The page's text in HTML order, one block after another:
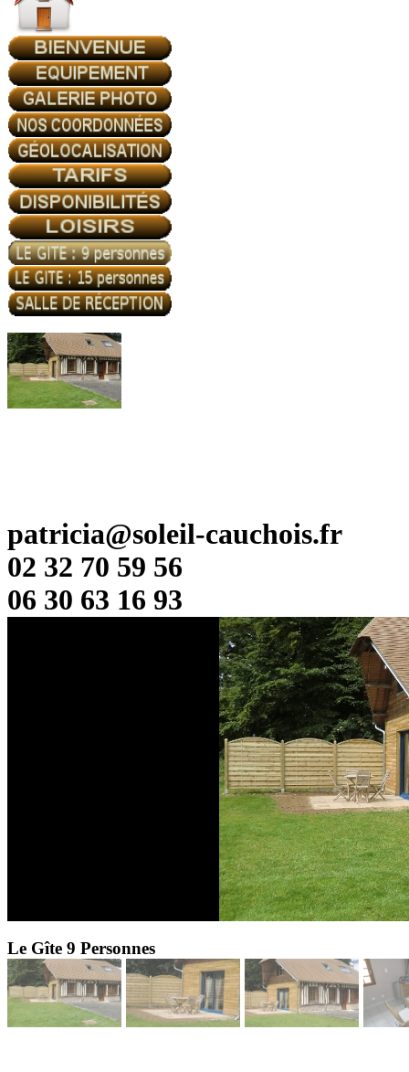
patricia@soleil-cauchois.fr
02 32 70 59 56
06 30 63 16 93
Le Gîte 9 Personnes